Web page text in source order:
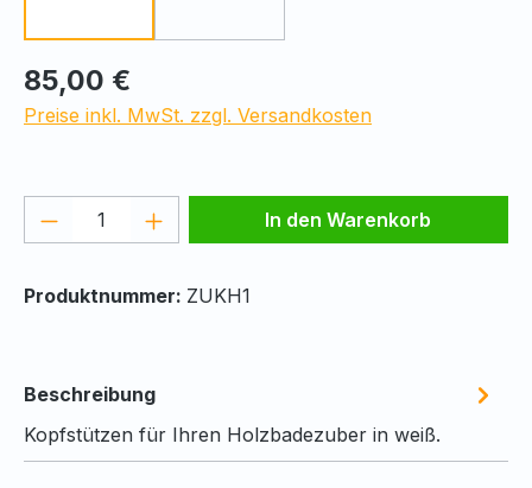
Regulärer Preis:
85,00 €
Preise inkl. MwSt. zzgl. Versandkosten
Produkt Anzahl: Gib denIn den Warenkorb
Produktnummer: ZUKH1
Beschreibung
Kopfstützen für Ihren Holzbadezuber in weiß.